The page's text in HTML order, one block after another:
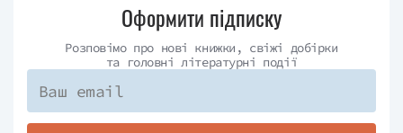
Оформити підписку
Розповімо про нові книжки, свіжі добірки
та головні літературні події